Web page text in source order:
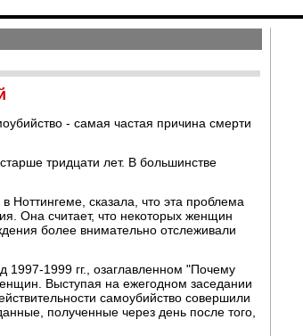
- самая частая причина смерти
тридцати лет. В большинстве
Ноттингеме, сказала, что эта проблема
Она считает, что некоторых женщин
более внимательно отслеживали
1999 гг., озаглавленном "Почему
Выступая на ежегодном заседании
самоубийство совершили
полученные через день после того,